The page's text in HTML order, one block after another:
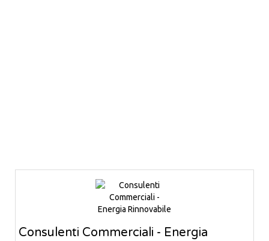
Consulenti Commerciali - Energia